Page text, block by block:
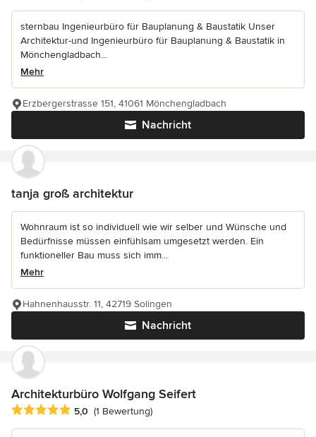
sternbau Ingenieurbüro für Bauplanung & Baustatik Unser
Architektur-und Ingenieurbüro für Bauplanung & Baustatik in
Mönchengladbach...
Mehr
Nachricht
Erzbergerstrasse 151, 41061 Mönchengladbach
tanja groß architektur
Wohnraum ist so individuell wie wir selber und Wünsche und
Bedürfnisse müssen einfühlsam umgesetzt werden. Ein
funktioneller Bau muss sich imm...
Mehr
Nachricht
Hahnenhausstr. 11, 42719 Solingen
Architekturbüro Wolfgang Seifert
Durchschnittliche Bewertung: 5 von 5 Sternen
5,0 (1 Bewertung)